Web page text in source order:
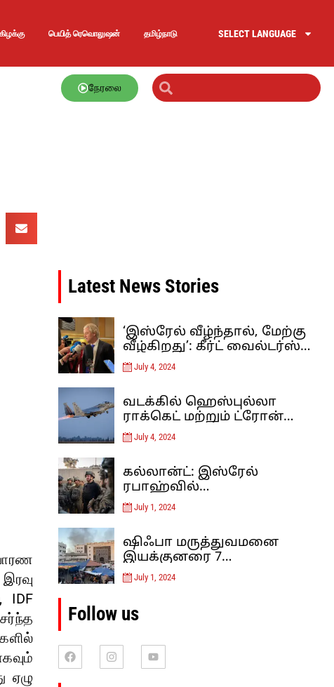
பெயித் ரெவொலுஷன் தமிழ்நாடு SELECT LANGUAGE
நேரலை
IDF
ஏழு
Latest News Stories
‘இஸ்ரேல் வீழ்ந்தால், மேற்கு
வீழ்கிறது’: கீர்ட் வைல்டர்ஸ்
இஸ்லாம் தீவிரவாதத்திற்கு
எதிரான ஐரோப்பாவின்
கடைசி நிலைப்பாடு – கருத்து
July 4, 2024
வடக்கில் ஹெஸ்புல்லா
ராக்கெட் மற்றும் ட்ரோன்
தாக்குதலுக்குப் பிறகு,
இஸ்ரேல் லெபனான் மீது
வான்வழித் தாக்குதல்களை
நடத்தியுள்ளது
July 4, 2024
கல்லான்ட்: இஸ்ரேல்
ரபாஹ்வில்
குறுக்குவழிகளைத் தடுத்து,
சுரங்கப்பாதைகளை
அழிப்பதன் மூலம் ஹமாஸை
மூச்சுத் திணற வைக்கிறது.
July 1, 2024
ஷிஃபா மருத்துவமனை
இயக்குனரை 7
மாதங்களுக்குப் பிறகு
இஸ்ரேல் விடுவித்தது
July 1, 2024
Follow us